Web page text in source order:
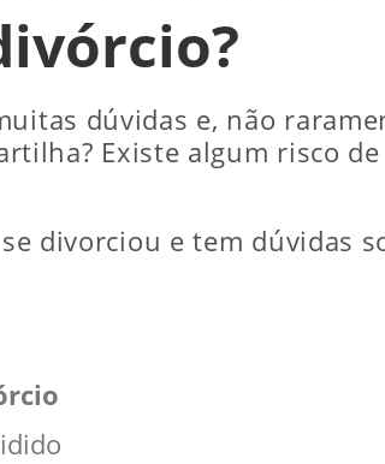
dúvidas e, não
Existe algum risco
divorciou e tem dúvidas